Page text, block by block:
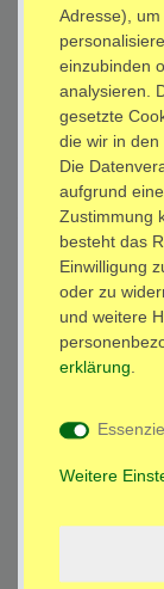
ELKO
MENGE
18,80
sofort
* inkl. ges. MwSt. zzgl.
Adresse),
einzubinden
analysieren.
gesetzte
die wir in den
Die
aufgrund
Zustimmung
besteht das
Einwilligung
oder zu
und weitere
erklärung
Weitere